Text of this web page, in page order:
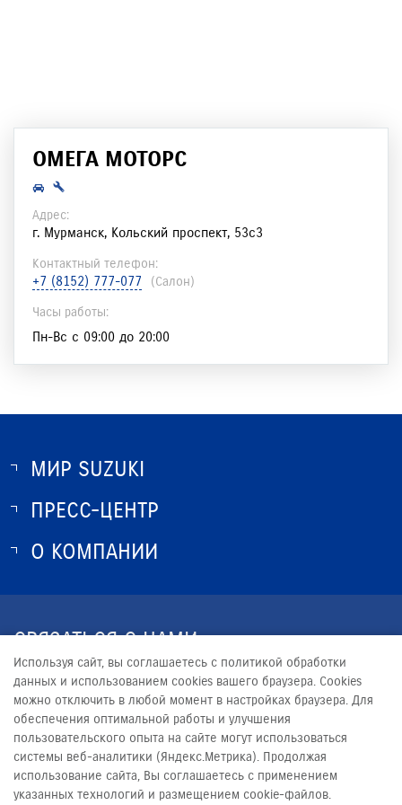
ОМЕГА МОТОРС
Адрес:
г. Мурманск, Кольский проспект, 53с3
Контактный телефон:
+7 (8152) 777-077
(салон)
Часы работы:
Пн-Вс с 09:00 до 20:00
МИР SUZUKI
О SUZUKI
ПРЕСС-ЦЕНТР
НОВОСТИ
О КОМПАНИИ
СВЯЗАТЬСЯ С НАМИ
+7 (8152) 777-077
ADMINISTRATOR@SUZUKI51.RU
© 2026
Используя сайт, вы соглашаетесь с политикой обработки
данных и использованием cookies вашего браузера. Cookies
можно отключить в любой момент в настройках браузера. Для
обеспечения оптимальной работы и улучшения
пользовательского опыта на сайте могут использоваться
системы веб-аналитики (Яндекс.Метрика). Продолжая
использование сайта, Вы соглашаетесь с применением
указанных технологий и размещением cookie-файлов.